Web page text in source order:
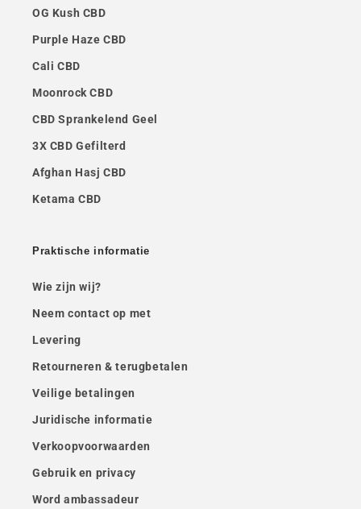
OG Kush CBD
Purple Haze CBD
Cali CBD
Moonrock CBD
CBD Sprankelend Geel
3X CBD Gefilterd
Afghan Hasj CBD
Ketama CBD
Praktische informatie
Wie zijn wij?
Neem contact op met
Levering
Retourneren & terugbetalen
Veilige betalingen
Juridische informatie
Verkoopvoorwaarden
Gebruik en privacy
Word ambassadeur